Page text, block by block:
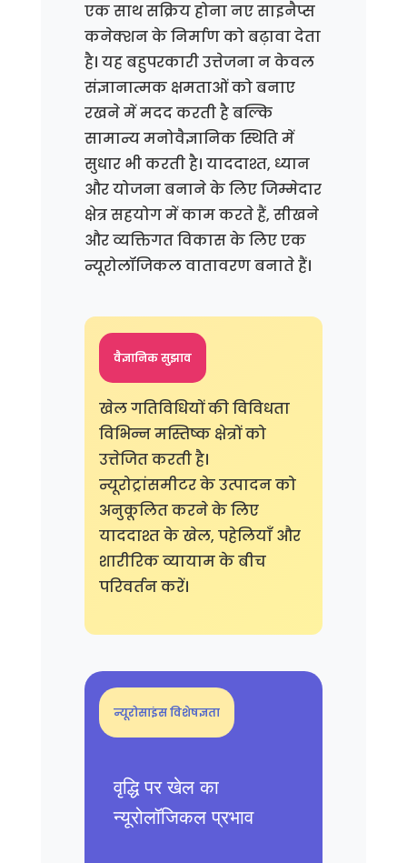
एक साथ सक्रिय होना नए साइनैप्स
कनेक्शन के निर्माण को बढ़ावा देता
है। यह बहुपरकारी उत्तेजना न केवल
संज्ञानात्मक क्षमताओं को बनाए
रखने में मदद करती है बल्कि
सामान्य मनोवैज्ञानिक स्थिति में
सुधार भी करती है। याददाश्त, ध्यान
और योजना बनाने के लिए जिम्मेदार
क्षेत्र सहयोग में काम करते हैं, सीखने
और व्यक्तिगत विकास के लिए एक
न्यूरोलॉजिकल वातावरण बनाते हैं।
वैज्ञानिक सुझाव
खेल गतिविधियों की विविधता
विभिन्न मस्तिष्क क्षेत्रों को
उत्तेजित करती है।
न्यूरोट्रांसमीटर के उत्पादन को
अनुकूलित करने के लिए
याददाश्त के खेल, पहेलियाँ और
शारीरिक व्यायाम के बीच
परिवर्तन करें।
न्यूरोसाइंस विशेषज्ञता
वृद्धि पर खेल का
न्यूरोलॉजिकल प्रभाव